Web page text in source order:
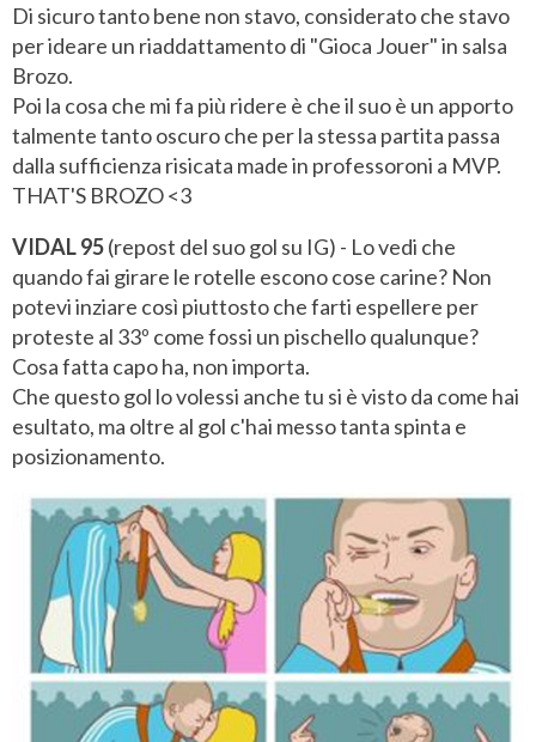
Di sicuro tanto bene non stavo, considerato che stavo
per ideare un riaddattamento di "Gioca Jouer" in salsa
Brozo.
Poi la cosa che mi fa più ridere è che il suo è un apporto
talmente tanto oscuro che per la stessa partita passa
dalla sufficienza risicata made in professoroni a MVP.
THAT'S BROZO <3
VIDAL 95(repost del suo gol su IG) - Lo vedi che
quando fai girare le rotelle escono cose carine? Non
potevi inziare così piuttosto che farti espellere per
proteste al 33º come fossi un pischello qualunque?
Cosa fatta capo ha, non importa.
Che questo gol lo volessi anche tu si è visto da come hai
esultato, ma oltre al gol c'hai messo tanta spinta e
posizionamento.